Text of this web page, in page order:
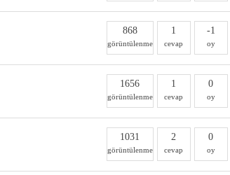
868
görüntülenme
1
cevap
-1
oy
1656
görüntülenme
1
cevap
0
oy
1031
görüntülenme
2
cevap
0
oy